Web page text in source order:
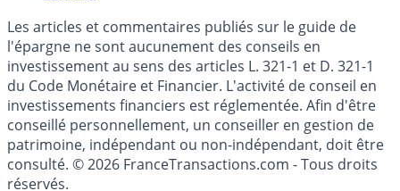
Cookies
Les articles et commentaires publiés sur le guide de
l'épargne ne sont aucunement des conseils en
investissement au sens des articles L. 321-1 et D. 321-1
du Code Monétaire et Financier. L'activité de conseil en
investissements financiers est réglementée. Afin d'être
conseillé personnellement, un conseiller en gestion de
patrimoine, indépendant ou non-indépendant, doit être